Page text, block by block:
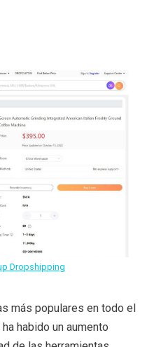
Dropshipping
más populares en todo el
habido un aumento